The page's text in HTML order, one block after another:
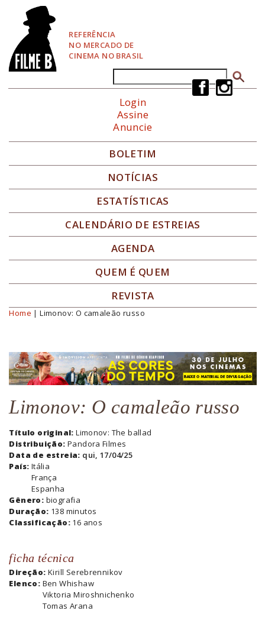
REFERÊNCIA
NO MERCADO DE
CINEMA NO BRASIL
Formulário de busca
Login
Assine
Anuncie
BOLETIM
NOTÍCIAS
ESTATÍSTICAS
CALENDÁRIO DE ESTREIAS
AGENDA
QUEM É QUEM
REVISTA
Você está aqui
Home | Limonov: O camaleão russo
Limonov: O camaleão russo
Título original:Limonov: The ballad
Distribuição: Pandora Filmes
Data de estreia: qui, 17/04/25
País: Itália
França
Espanha
Gênero: biografia
Duração: 138 minutos
Classificação: 16 anos
ficha técnica
Direção: Kirill Serebrennikov
Elenco: Ben Whishaw
Viktoria Miroshnichenko
Tomas Arana